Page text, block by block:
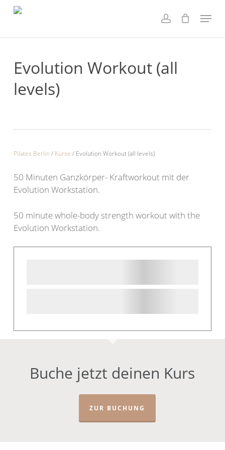
Skip
account
Menu
Evolution Workout (all
levels)
Pilates Berlin / Kurse / Evolution Workout (all levels)
50 Minuten Ganzkörper- Kraftworkout mit der
Evolution Workstation.
50 minute whole-body strength workout with the
Evolution Workstation.
Buche jetzt deinen Kurs
ZUR BUCHUNG